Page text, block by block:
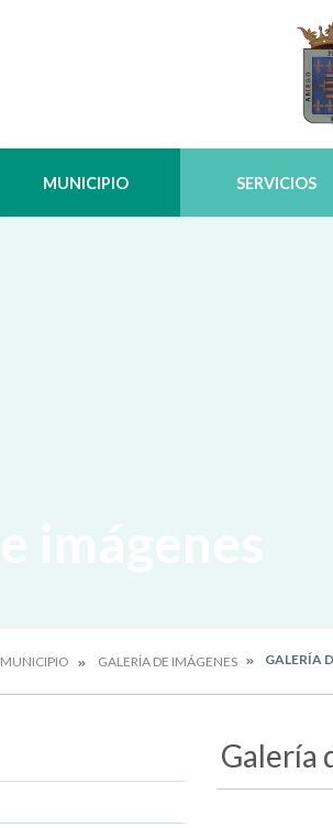
MUNICIPIO SERVICIOS
MUNICIPIO GALERÍA DE IMÁGENES GALERÍA
Galería